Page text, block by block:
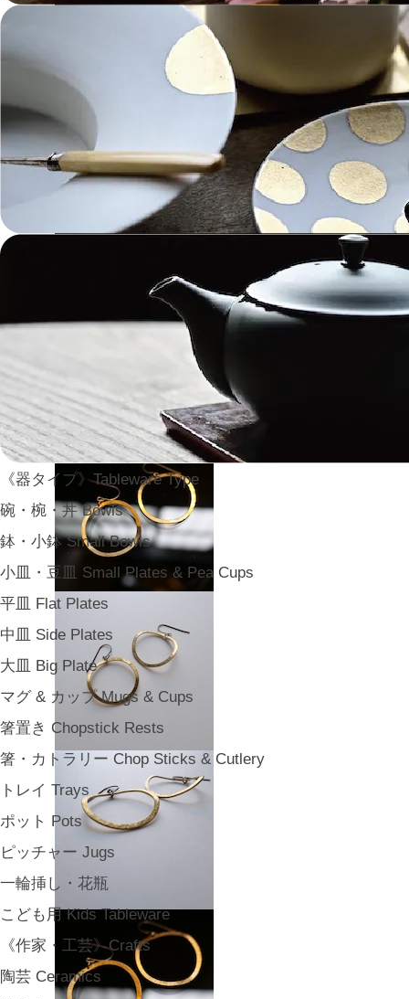
《器タイプ》Tableware Type
碗・椀・丼 Bowls
鉢・小鉢 Small Bowls
小皿・豆皿 Small Plates & Pea Cups
平皿 Flat Plates
中皿 Side Plates
大皿 Big Plate
マグ & カップ Mugs & Cups
箸置き Chopstick Rests
箸・カトラリー Chop Sticks & Cutlery
トレイ Trays
ポット Pots
ピッチャー Jugs
一輪挿し・花瓶
こども用 Kids Tableware
《作家・工芸》Crafts
陶芸 Ceramics